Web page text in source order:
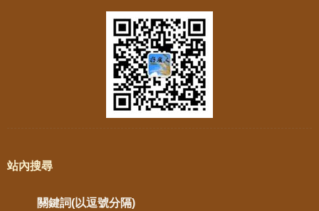
站內搜尋
關鍵詞(以逗號分隔)